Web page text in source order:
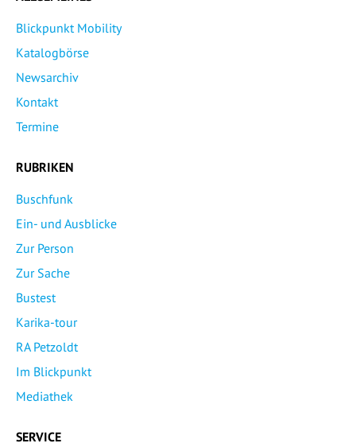
Blickpunkt Mobility
Katalogbörse
Newsarchiv
Kontakt
Termine
RUBRIKEN
Buschfunk
Ein- und Ausblicke
Zur Person
Zur Sache
Bustest
Karika-tour
RA Petzoldt
Im Blickpunkt
Mediathek
SERVICE